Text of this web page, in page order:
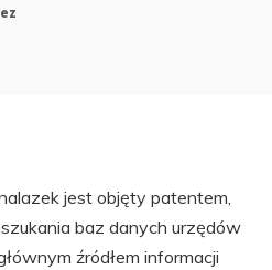
jest objęty patentem,
baz danych urzędów
źródłem informacji